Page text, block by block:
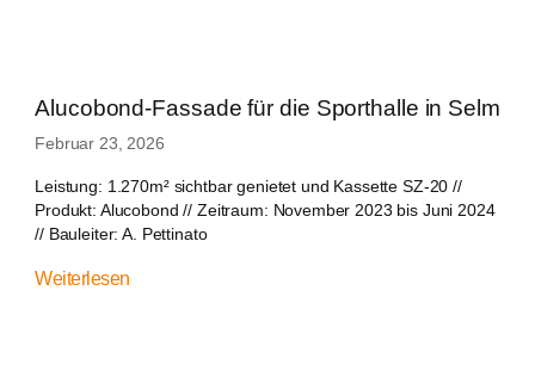
Alucobond-Fassade für die Sporthalle in Selm
Februar 23, 2026
Leistung: 1.270m² sichtbar genietet und Kassette SZ-20 //
Produkt: Alucobond // Zeitraum: November 2023 bis Juni 2024
// Bauleiter: A. Pettinato
Weiterlesen